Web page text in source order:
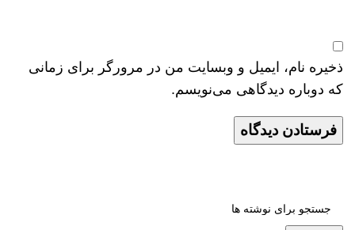
ذخیره نام، ایمیل و وبسایت من در مرورگر برای زمانی
که دوباره دیدگاهی می‌نویسم.